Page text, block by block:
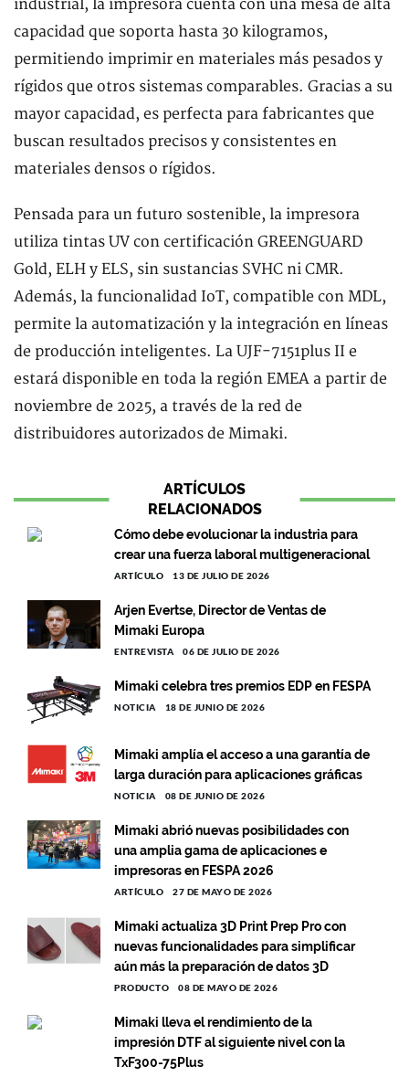
industrial, la impresora cuenta con una mesa de alta
capacidad que soporta hasta 30 kilogramos,
permitiendo imprimir en materiales más pesados y
rígidos que otros sistemas comparables. Gracias a su
mayor capacidad, es perfecta para fabricantes que
buscan resultados precisos y consistentes en
materiales densos o rígidos.
Pensada para un futuro sostenible, la impresora
utiliza tintas UV con certificación GREENGUARD
Gold, ELH y ELS, sin sustancias SVHC ni CMR.
Además, la funcionalidad IoT, compatible con MDL,
permite la automatización y la integración en líneas
de producción inteligentes. La UJF-7151plus II e
estará disponible en toda la región EMEA a partir de
noviembre de 2025, a través de la red de
distribuidores autorizados de Mimaki.
ARTÍCULOS
RELACIONADOS
Cómo debe evolucionar la industria para
crear una fuerza laboral multigeneracional
ARTÍCULO 13 DE JULIO DE 2026
Arjen Evertse, Director de Ventas de
Mimaki Europa
ENTREVISTA 06 DE JULIO DE 2026
Mimaki celebra tres premios EDP en FESPA
NOTICIA 18 DE JUNIO DE 2026
Mimaki amplía el acceso a una garantía de
larga duración para aplicaciones gráficas
NOTICIA 08 DE JUNIO DE 2026
Mimaki abrió nuevas posibilidades con
una amplia gama de aplicaciones e
impresoras en FESPA 2026
ARTÍCULO 27 DE MAYO DE 2026
Mimaki actualiza 3D Print Prep Pro con
nuevas funcionalidades para simplificar
aún más la preparación de datos 3D
PRODUCTO 08 DE MAYO DE 2026
Mimaki lleva el rendimiento de la
impresión DTF al siguiente nivel con la
TxF300-75Plus